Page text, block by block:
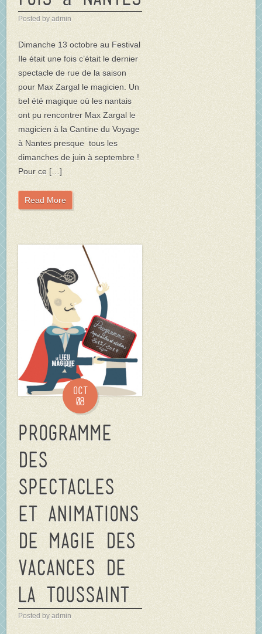
Posted by admin
Dimanche 13 octobre au Festival
Ile était une fois c’était le dernier
spectacle de rue de la saison
pour Max Zargal le magicien. Un
bel été magique où les nantais
ont pu rencontrer Max Zargal le
magicien à la Cantine du Voyage
à Nantes presque tous les
dimanches de juin à septembre !
Pour ce […]
Read More
Oct
08
Programme
des
spectacles
et animations
de magie des
vacances de
la TOUSSAINT
Posted by admin